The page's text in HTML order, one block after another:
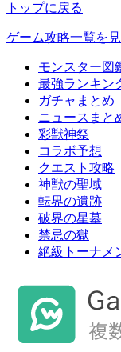
トップに戻る
ゲーム攻略一覧を
モンスター図
最強ランキン
ガチャまとめ
ニュースまと
彩獣神祭
コラボ予想
クエスト攻略
神獣の聖域
転界の遺跡
破界の星墓
禁忌の獄
絶級トーナメ